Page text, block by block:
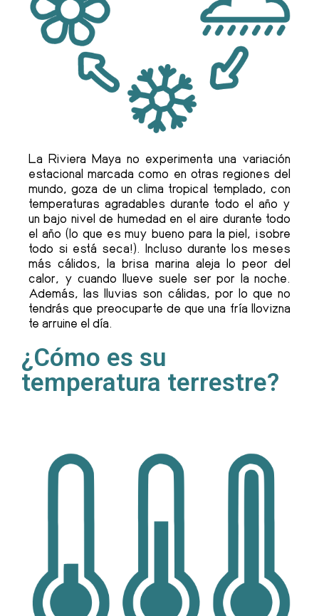
La Riviera Maya no experimenta una variación
estacional marcada como en otras regiones del
mundo, goza de un clima tropical templado, con
temperaturas agradables durante todo el año y
un bajo nivel de humedad en el aire durante todo
el año (lo que es muy bueno para la piel, ¡sobre
todo si está seca!). Incluso durante los meses
más cálidos, la brisa marina aleja lo peor del
calor, y cuando llueve suele ser por la noche.
Además, las lluvias son cálidas, por lo que no
tendrás que preocuparte de que una fría llovizna
te arruine el día.
¿Cómo es su
temperatura terrestre?